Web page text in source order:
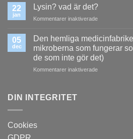
typ
urinsten?
22
jan
Lysin? vad är det?
Kommentarer inaktiveradeför
vad
det?
05
dec
Den hemliga
mikroberna som fungerar
de som inte gör det)
Kommentarer inaktiveradeför
DIN INTEGRITET
Cookies